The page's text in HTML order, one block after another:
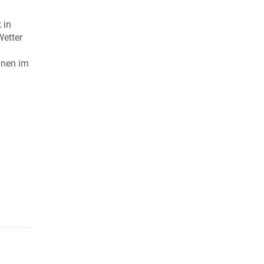
in
im